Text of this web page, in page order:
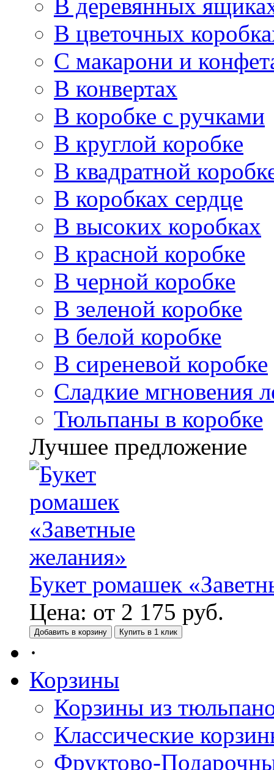
В деревянных
В цветочных
С макарони и
В конвертах
В коробке с ручками
В круглой коробке
В квадратной
В коробках сердце
В высоких коробках
В красной коробке
В черной коробке
В зеленой коробке
В белой коробке
В сиреневой коробке
Сладкие мгновения
Тюльпаны в коробке
Лучшее предложение
Букет ромашек
Цена: от 2 175 руб.
Добавить в корзину Купить в 1 клик
·
Корзины
Корзины из
Классические
Фруктово-